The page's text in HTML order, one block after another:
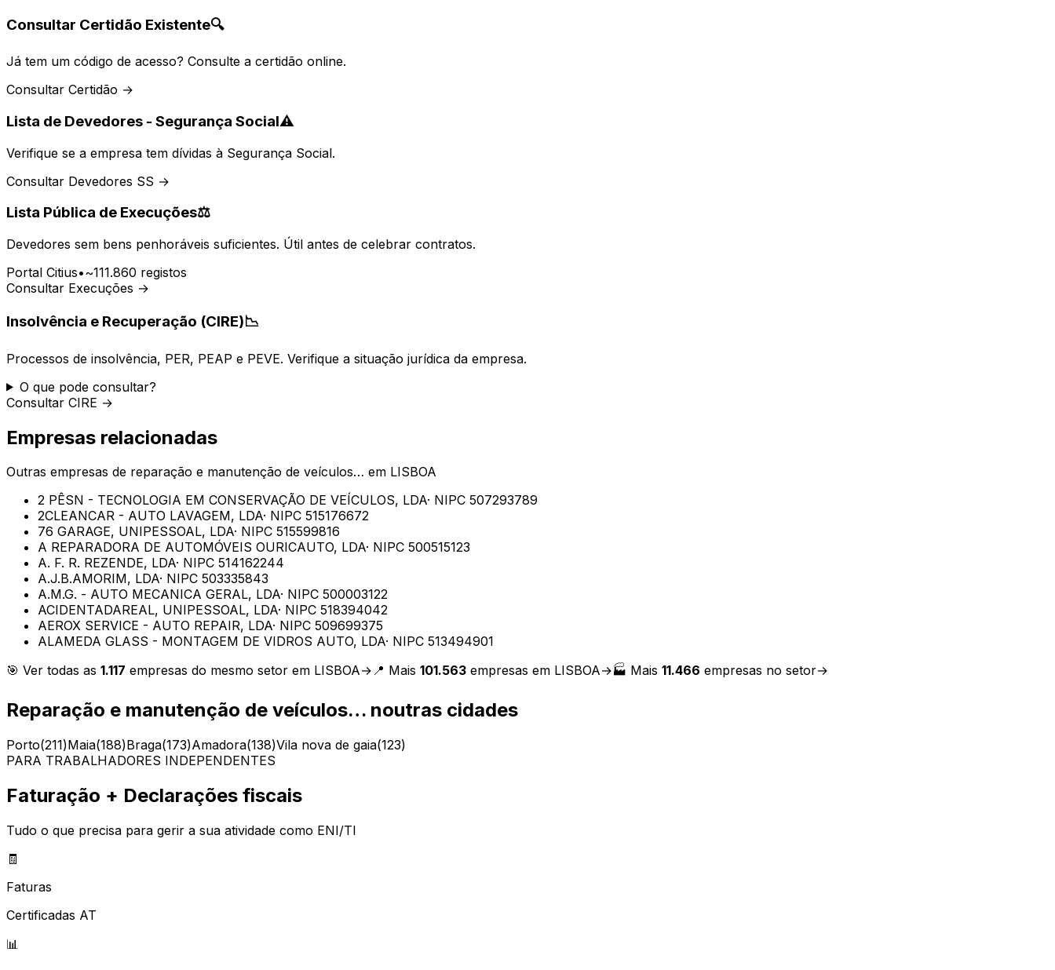
Consultar Certidão Existente🔍
Já tem um código de acesso? Consulte a certidão online.
Consultar Certidão →
Lista de Devedores - Segurança Social⚠️
Verifique se a empresa tem dívidas à Segurança Social.
Consultar Devedores SS →
Lista Pública de Execuções⚖️
Devedores sem bens penhoráveis suficientes. Útil antes de celebrar contratos.
Portal Citius•~111.860 registos
Consultar Execuções →
Insolvência e Recuperação (CIRE)📉
Processos de insolvência, PER, PEAP e PEVE. Verifique a situação jurídica da empresa.
O que pode consultar?
Consultar CIRE →
Empresas relacionadas
Outras empresas de reparação e manutenção de veículos… em LISBOA
2 PÊSN - TECNOLOGIA EM CONSERVAÇÃO DE VEÍCULOS, LDA· NIPC 507293789
2CLEANCAR - AUTO LAVAGEM, LDA· NIPC 515176672
76 GARAGE, UNIPESSOAL, LDA· NIPC 515599816
A REPARADORA DE AUTOMÓVEIS OURICAUTO, LDA· NIPC 500515123
A. F. R. REZENDE, LDA· NIPC 514162244
A.J.B.AMORIM, LDA· NIPC 503335843
A.M.G. - AUTO MECANICA GERAL, LDA· NIPC 500003122
ACIDENTADAREAL, UNIPESSOAL, LDA· NIPC 518394042
AEROX SERVICE - AUTO REPAIR, LDA· NIPC 509699375
ALAMEDA GLASS - MONTAGEM DE VIDROS AUTO, LDA· NIPC 513494901
🎯 Ver todas as 1.117 empresas do mesmo setor em LISBOA→ 📍 Mais 101.563 empresas em LISBOA→🏭 Mais 11.466 empresas no setor→
Reparação e manutenção de veículos… noutras cidades
Porto(211)Maia(188)Braga(173)Amadora(138)Vila nova de gaia(123)
PARA TRABALHADORES INDEPENDENTES
Faturação + Declarações fiscais
Tudo o que precisa para gerir a sua atividade como ENI/TI
🧾
Faturas
Certificadas AT
📊